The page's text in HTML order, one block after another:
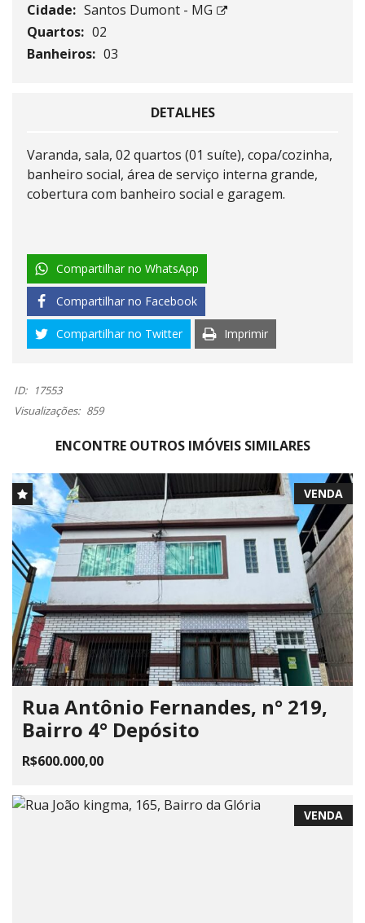
Cidade: Santos Dumont - MG
Quartos: 02
Banheiros: 03
DETALHES
Varanda, sala, 02 quartos (01 suíte), copa/cozinha,
banheiro social, área de serviço interna grande,
cobertura com banheiro social e garagem.
Compartilhar no WhatsApp
Compartilhar no Facebook
Compartilhar no Twitter Imprimir
ID:
17553
Visualizações: 859
ENCONTRE OUTROS IMÓVEIS SIMILARES
VENDA
Rua Antônio Fernandes, n° 219,
Bairro 4° Depósito
R$600.000,00
VENDA